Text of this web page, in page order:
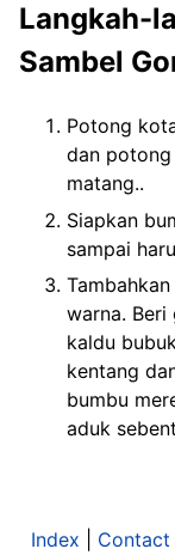
Langkah-
Sambel
Potong
dan
matang..
Siapkan
sampai
warna. Beri
kaldu
kentang
bumbu
aduk
Index Contact